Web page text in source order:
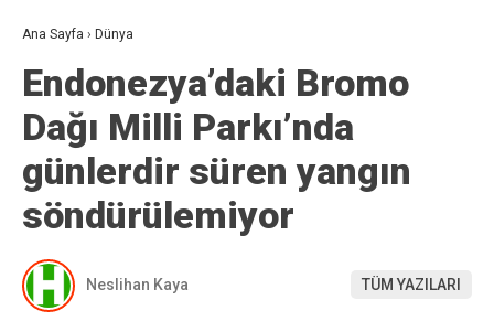
Ana Sayfa › Dünya
Endonezya’daki Bromo
Dağı Milli Parkı’nda
günlerdir süren yangın
söndürülemiyor
Neslihan Kaya TÜM YAZILARI